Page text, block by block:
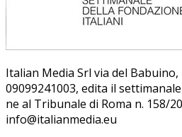
Ita­lian Me­dia Srl via del Ba­bui­no,
09099241003, edi­ta il
ne al Tri­bu­na­le di Roma n. 158/​
info@ita­lian­me­dia.eu